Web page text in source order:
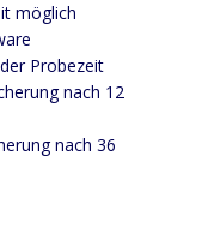
möglich
Probezeit
nach 12
nach 36